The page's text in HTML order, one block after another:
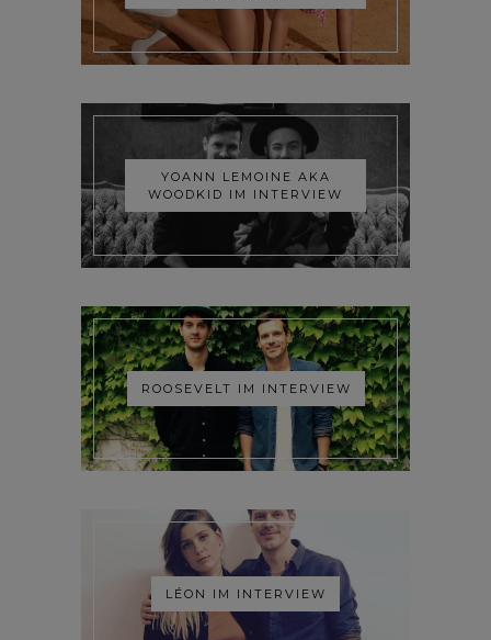
YOANN LEMOINE AKA
WOODKID IM INTERVIEW
ROOSEVELT IM INTERVIEW
LÉON IM INTERVIEW